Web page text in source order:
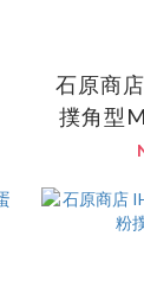
石原商
撲角型